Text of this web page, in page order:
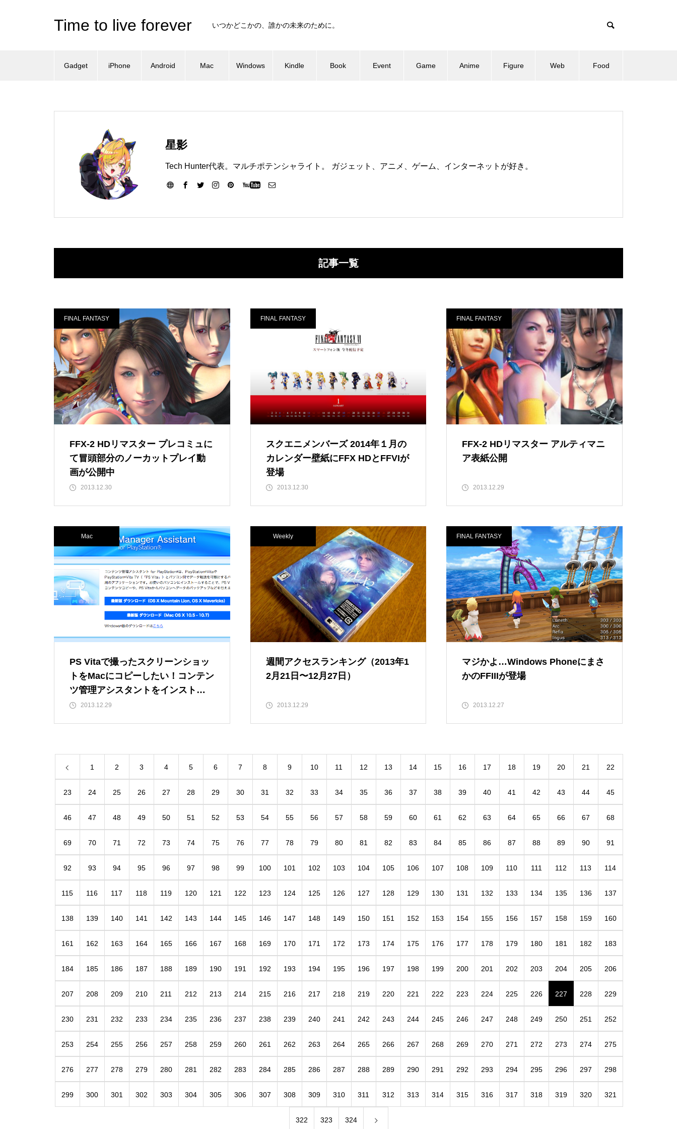
Time to live forever いつかどこかの、誰かの未来のために。
Gadget iPhone Android Mac Windows Kindle Book Event Game Anime Figure Web Food
星影
Tech Hunter代表。マルチポテンシャライト。 ガジェット、アニメ、ゲーム、インターネットが好き。
記事一覧
FINAL FANTASY
FFX-2 HDリマスター プレコミュに
て冒頭部分のノーカットプレイ動
画が公開中
2013.12.30
FINAL FANTASY
スクエニメンバーズ 2014年１月の
カレンダー壁紙にFFX HDとFFVIが
登場
2013.12.30
FINAL FANTASY
FFX-2 HDリマスター アルティマニ
ア表紙公開
2013.12.29
Mac
PS Vitaで撮ったスクリーンショッ
トをMacにコピーしたい！コンテン
ツ管理アシスタントをインストー
ルしましょう
2013.12.29
Weekly
週間アクセスランキング（2013年1
2月21日〜12月27日）
2013.12.29
FINAL FANTASY
マジかよ…Windows Phoneにまさ
かのFFIIIが登場
2013.12.27
1 2 3 4 5 6 7 8 9 10 11 12 13 14 15 16 17 18 19 20 21 22
23 24 25 26 27 28 29 30 31 32 33 34 35 36 37 38 39 40 41 42 43 44 45
46 47 48 49 50 51 52 53 54 55 56 57 58 59 60 61 62 63 64 65 66 67 68
69 70 71 72 73 74 75 76 77 78 79 80 81 82 83 84 85 86 87 88 89 90 91
92 93 94 95 96 97 98 99 100 101 102 103 104 105 106 107 108 109 110 111 112 113 114
115 116 117 118 119 120 121 122 123 124 125 126 127 128 129 130 131 132 133 134 135 136 137
138 139 140 141 142 143 144 145 146 147 148 149 150 151 152 153 154 155 156 157 158 159 160
161 162 163 164 165 166 167 168 169 170 171 172 173 174 175 176 177 178 179 180 181 182 183
184 185 186 187 188 189 190 191 192 193 194 195 196 197 198 199 200 201 202 203 204 205 206
207 208 209 210 211 212 213 214 215 216 217 218 219 220 221 222 223 224 225 226 227 228 229
230 231 232 233 234 235 236 237 238 239 240 241 242 243 244 245 246 247 248 249 250 251 252
253 254 255 256 257 258 259 260 261 262 263 264 265 266 267 268 269 270 271 272 273 274 275
276 277 278 279 280 281 282 283 284 285 286 287 288 289 290 291 292 293 294 295 296 297 298
299 300 301 302 303 304 305 306 307 308 309 310 311 312 313 314 315 316 317 318 319 320 321
322 323 324